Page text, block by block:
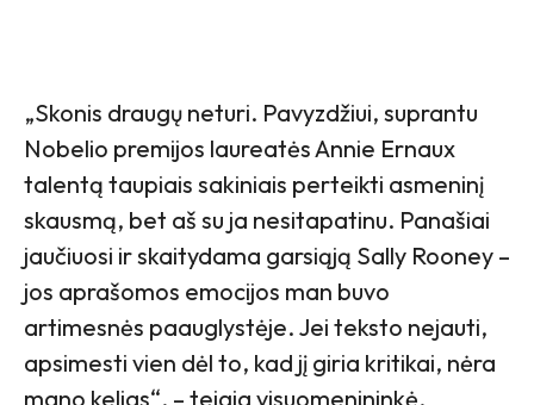
„Skonis draugų neturi. Pavyzdžiui, suprantu
Nobelio premijos laureatės Annie Ernaux
talentą taupiais sakiniais perteikti asmeninį
skausmą, bet aš su ja nesitapatinu. Panašiai
jaučiuosi ir skaitydama garsiąją Sally Rooney –
jos aprašomos emocijos man buvo
artimesnės paauglystėje. Jei teksto nejauti,
apsimesti vien dėl to, kad jį giria kritikai, nėra
mano kelias“, – teigia visuomenininkė.